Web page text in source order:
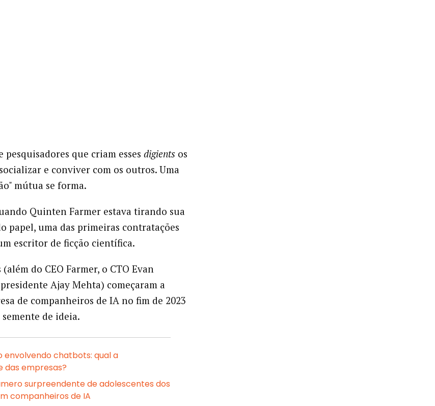
pesquisadores que criam esses digientsos
e conviver com os outros. Uma
mútua se forma.
Quinten Farmer estava tirando sua
papel, uma das primeiras contratações
escritor de ficção científica.
do CEO Farmer, o CTO Evan
Ajay Mehta) começaram a
de companheiros de IA no fim de 2023
de ideia.
envolvendo chatbots: qual a
das empresas?
surpreendente de adolescentes dos
companheiros de IA